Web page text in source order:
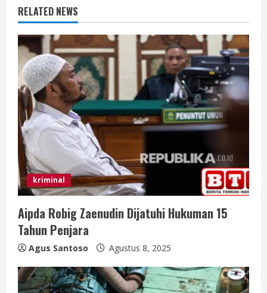
u
e
R
e
a
d
i
n
g
RELATED NEWS
kriminal
Aipda Robig Zaenudin Dijatuhi Hukuman 15
Tahun Penjara
Agus Santoso Agustus 8, 2025